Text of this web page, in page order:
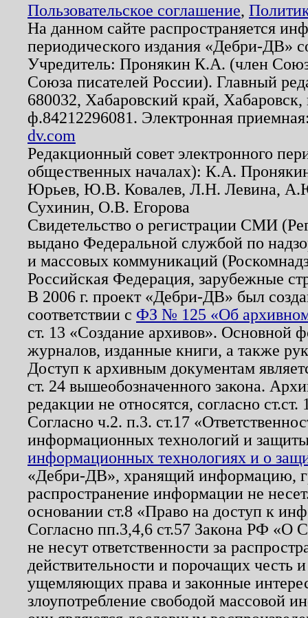
Пользовательское соглашение,
На данном сайте распространяется
периодического издания «Дебри-ДВ»
Учредитель: Пронякин К.А. (член
Союза писателей России). Главный
680032, Хабаровский край,
ф.84212296081. Электронная
dv.com
Редакционный совет электронного
общественных началах): К.А.
Юрьев, Ю.В. Ковалев, Л.Н. Левина,
Сухинин, О.В. Егорова
Свидетельство о регистрации СМИ
выдано Федеральной службой по
и массовых коммуникаций
Российская Федерация, зарубежные
В 2006 г. проект «Дебри-ДВ» был
соответствии с ФЗ № 125 «Об
ст. 13 «Создание архивов». Основной
журналов, изданные книги, а также
Доступ к архивным документам
ст. 24 вышеобозначенного закона.
редакции не относятся, согласно
Согласно ч.2. п.3. ст.17
информационных технологий и
информационных технологиях и о
«Дебри-ДВ», хранящий информацию,
распространение информации не
основании ст.8 «Право на доступ к
Согласно пп.3,4,6 ст.57 Закона РФ «О
не несут ответственности за
действительности и порочащих честь
ущемляющих права и законные
злоупотребление свободой массовой